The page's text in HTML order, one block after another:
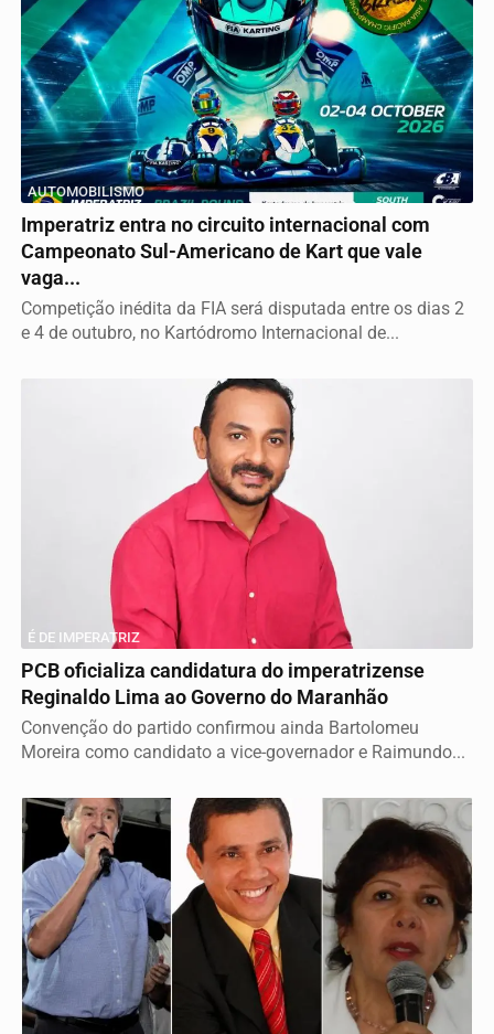
AUTOMOBILISMO
Imperatriz entra no circuito internacional com
Campeonato Sul-Americano de Kart que vale
vaga...
Competição inédita da FIA será disputada entre os dias 2
e 4 de outubro, no Kartódromo Internacional de...
É DE IMPERATRIZ
PCB oficializa candidatura do imperatrizense
Reginaldo Lima ao Governo do Maranhão
Convenção do partido confirmou ainda Bartolomeu
Moreira como candidato a vice-governador e Raimundo...